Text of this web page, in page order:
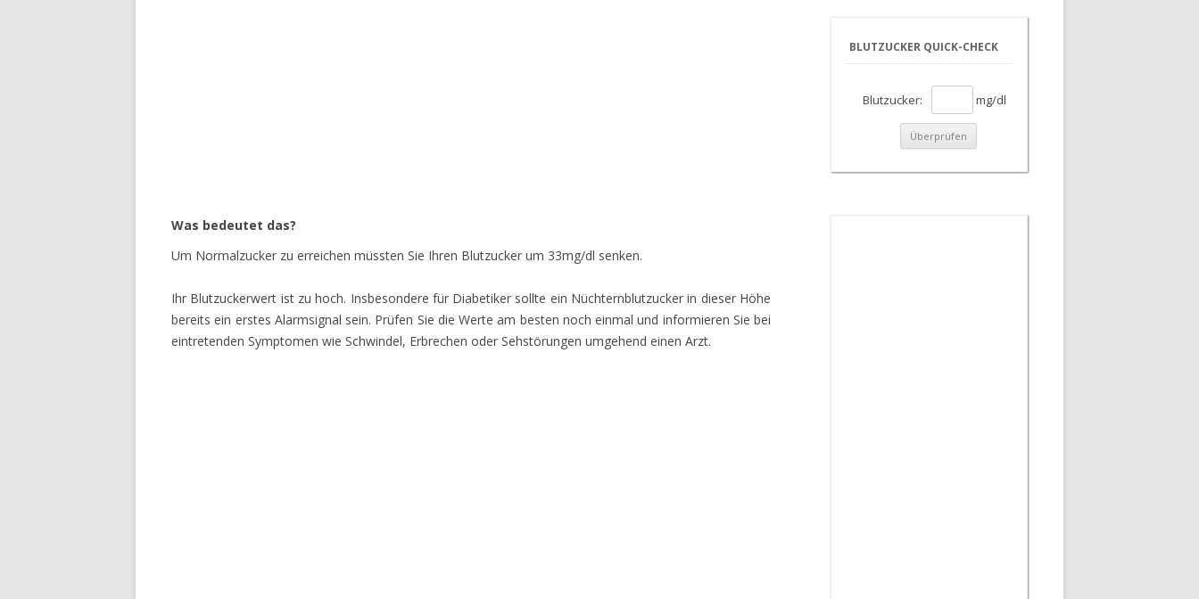
Was bedeutet das?
Um Normalzucker zu erreichen müssten Sie Ihren Blutzucker um 33mg/dl senken.
Ihr Blutzuckerwert ist zu hoch. Insbesondere für Diabetiker sollte ein Nüchternblutzucker in dieser Höhe
bereits ein erstes Alarmsignal sein. Prüfen Sie die Werte am besten noch einmal und informieren Sie bei
eintretenden Symptomen wie Schwindel, Erbrechen oder Sehstörungen umgehend einen Arzt.
BLUTZUCKER QUICK-CHECK
Blutzucker: mg/dl